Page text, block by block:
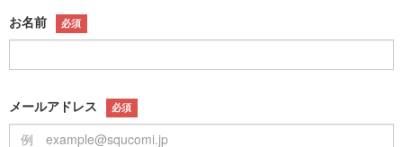
お名前 必須
メールアドレス 必須